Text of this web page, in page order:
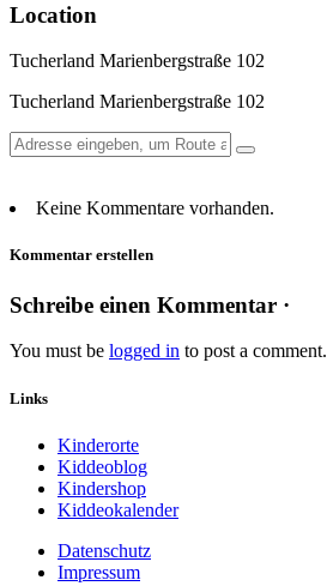
Location
Tucherland Marienbergstraße 102
Tucherland Marienbergstraße 102
Keine Kommentare vorhanden.
Kommentar erstellen
Schreibe einen Kommentar ·
You must be logged in to post a comment.
Links
Kinderorte
Kiddeoblog
Kindershop
Kiddeokalender
Datenschutz
Impressum